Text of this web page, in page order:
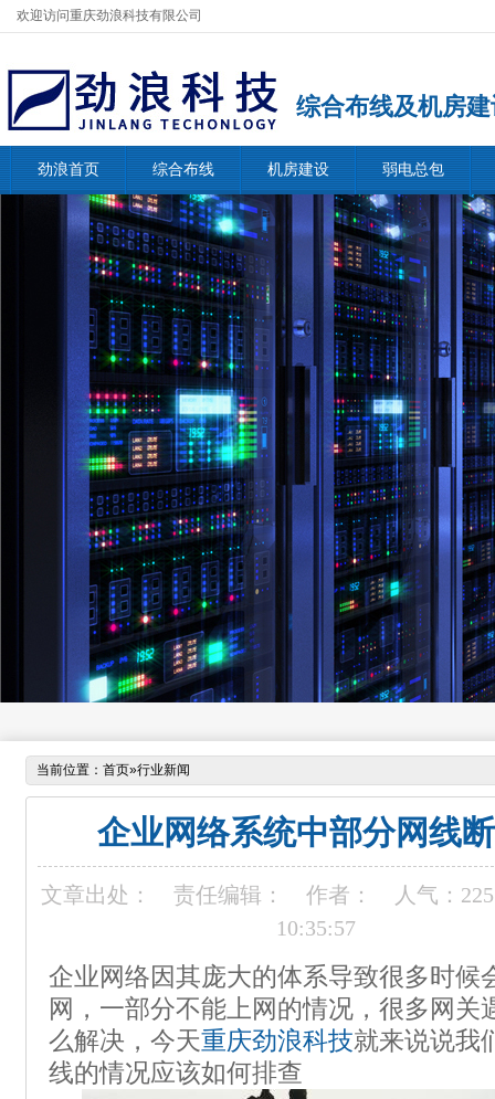
欢迎访问重庆劲浪科技有限公司
综合布线及机房
劲浪首页 综合布线 机房建设 弱电总包
当前位置： 首页»行业新闻
企业网络系统中部分网线
文章出处： 责任编辑： 作者： 人气：
10:35:57
企业网络因其庞大的体系导致很多时候
网，一部分不能上网的情况，很多网关
么解决，今天重庆劲浪科技就来说说我
线的情况应该如何排查